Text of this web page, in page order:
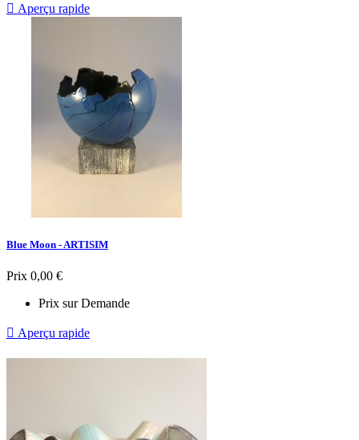
 Aperçu rapide
Blue Moon - ARTISIM
Prix 0,00 €
Prix sur Demande
 Aperçu rapide